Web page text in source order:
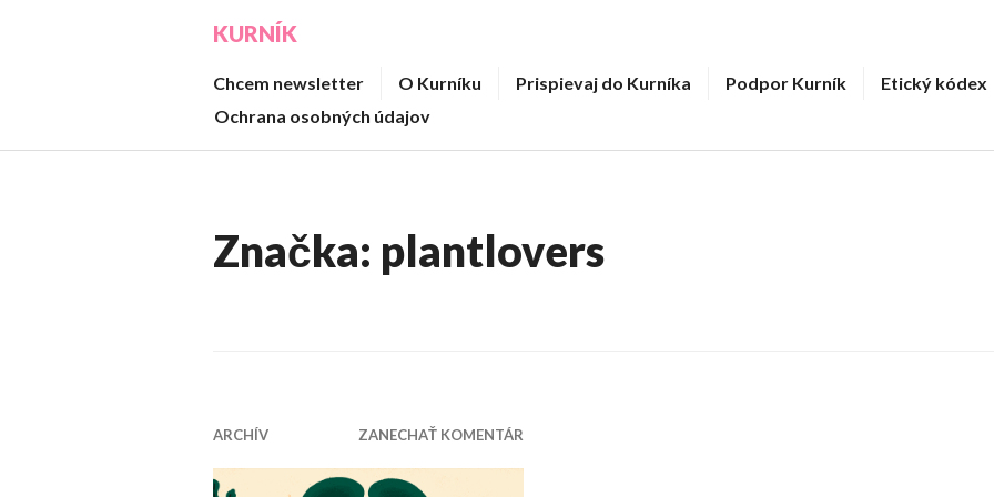
KURNÍK
Chcem newsletter O Kurníku Prispievaj do Kurníka Podpor Kurník
Etický kódex
Ochrana osobných údajov
Značka: plantlovers
ARCHÍV ZANECHAŤ KOMENTÁR